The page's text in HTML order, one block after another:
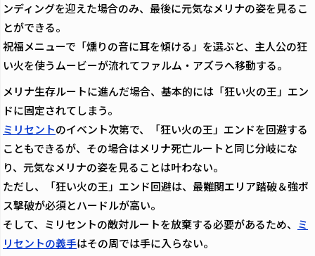
ンディングを迎えた場合のみ、最後に元気なメリナの姿を見るこ
とができる。
祝福メニューで「燻りの音に耳を傾ける」を選ぶと、主人公の狂
い火を使うムービーが流れてファルム・アズラへ移動する。
メリナ生存ルートに進んだ場合、基本的には「狂い火の王」エン
ドに固定されてしまう。
ミリセントのイベント次第で、「狂い火の王」エンドを回避する
こともできるが、その場合はメリナ死亡ルートと同じ分岐にな
り、元気なメリナの姿を見ることは叶わない。
ただし、「狂い火の王」エンド回避は、最難関エリア踏破＆強ボ
ス撃破が必須とハードルが高い。
そして、ミリセントの敵対ルートを放棄する必要があるため、 ミ
リセントの義手はその周では手に入らない。